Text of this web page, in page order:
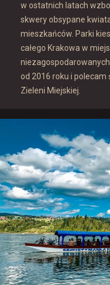
w ostatnich latach
skwery obsypane
mieszkańców. Parki
całego Krakowa w
od 2016 roku i
Zieleni Miejskiej.